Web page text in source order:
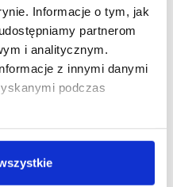
Informacje o tym, jak
partnerom
i analitycznym.
z innymi danymi
podczas